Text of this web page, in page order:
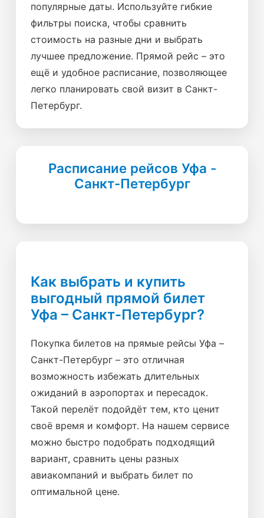
популярные даты. Используйте гибкие
фильтры поиска, чтобы сравнить
стоимость на разные дни и выбрать
лучшее предложение. Прямой рейс – это
ещё и удобное расписание, позволяющее
легко планировать свой визит в Санкт-
Петербург.
Расписание рейсов Уфа -
Санкт-Петербург
Как выбрать и купить
выгодный прямой билет
Уфа – Санкт-Петербург?
Покупка билетов на прямые рейсы Уфа –
Санкт-Петербург – это отличная
возможность избежать длительных
ожиданий в аэропортах и пересадок.
Такой перелёт подойдёт тем, кто ценит
своё время и комфорт. На нашем сервисе
можно быстро подобрать подходящий
вариант, сравнить цены разных
авиакомпаний и выбрать билет по
оптимальной цене.